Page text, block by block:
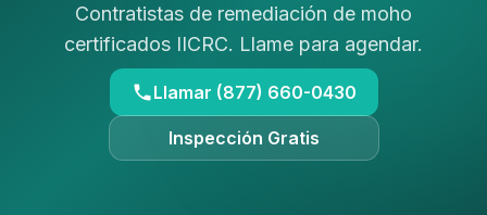
Contratistas de remediación de moho
certificados IICRC. Llame para agendar.
Llamar (877) 660-0430
Inspección Gratis